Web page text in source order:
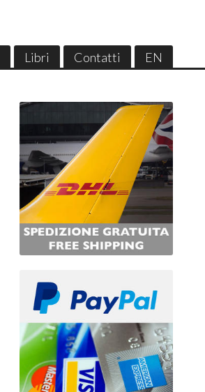
Libri Contatti EN